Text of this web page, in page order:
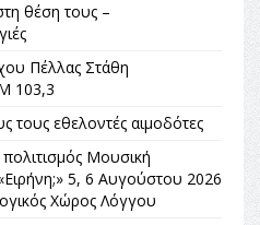
θέση τους –
Πέλλας Στάθη
103,3
τους εθελοντές αιμοδότες
Μουσική
5, 6 Αυγούστου 2026
Χώρος Λόγγου